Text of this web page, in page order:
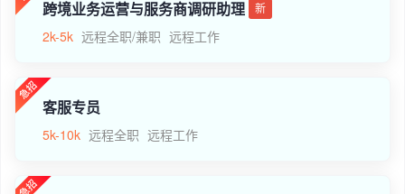
跨境业务运营与服务商调研助理 新
2k-5k 远程全职/兼职 远程工作
客服专员
5k-10k 远程全职 远程工作